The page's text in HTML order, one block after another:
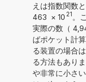
えは指数関数
463 × 10 21 。
実際の数（
ばポケット計
る装置の場合
る方法もあり
や非常に小さ